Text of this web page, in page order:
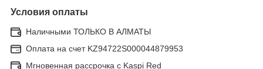
Условия оплаты
Наличными ТОЛЬКО В АЛМАТЫ
Оплата на счет KZ94722S000044879953
Мгновенная рассрочка с Kaspi Red